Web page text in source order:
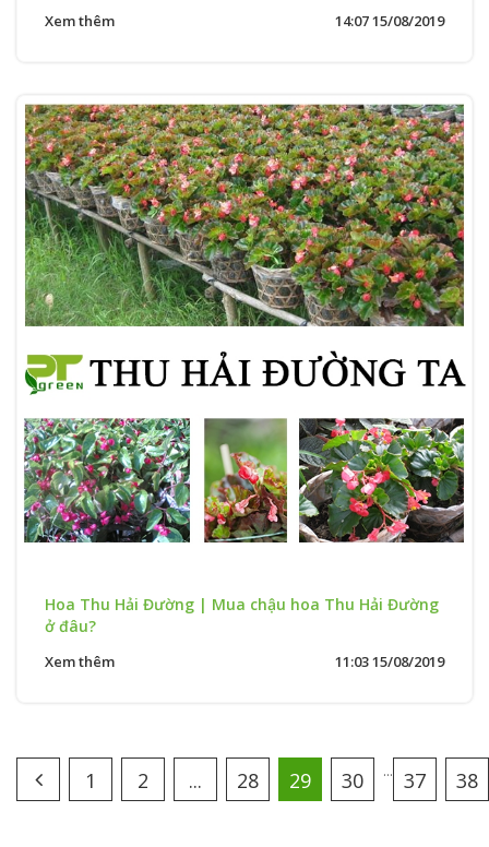
Xem thêm 14:07 15/08/2019
Hoa Thu Hải Đường | Mua chậu hoa Thu Hải Đường
ở đâu?
Xem thêm 11:03 15/08/2019
1 2 ... 28 29 30 ... 37 38